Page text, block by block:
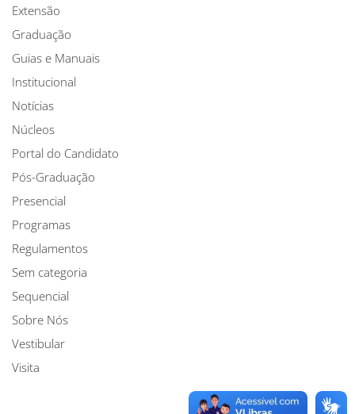
Extensão
Graduação
Guias e Manuais
Institucional
Notícias
Núcleos
Portal do Candidato
Pós-Graduação
Presencial
Programas
Regulamentos
Sem categoria
Sequencial
Sobre Nós
Vestibular
Visita